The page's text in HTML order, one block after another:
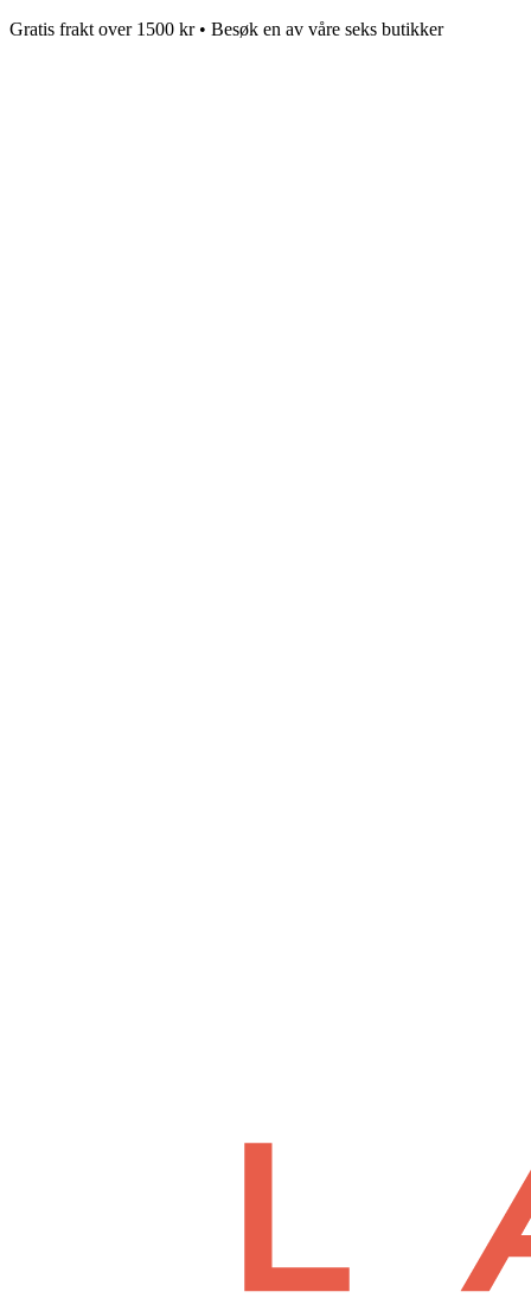
Gratis frakt over 1500 kr • Besøk en av våre seks butikker